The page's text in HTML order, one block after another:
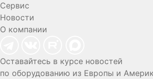
Сервис
Новости
О компании
Оставайтесь в курсе новостей
по оборудованию из Европы и